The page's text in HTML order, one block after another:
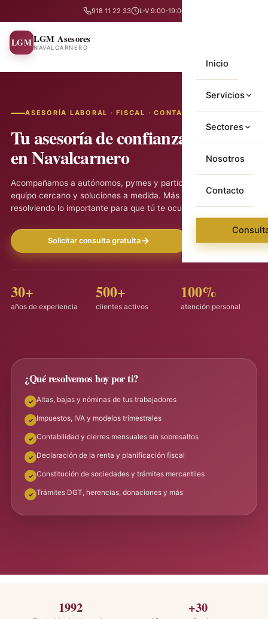
918 11 22 33 L-V 9:00-19:00
LGMLGM Asesores
NAVALCARNERO
Inicio
Servicios
Asesoría laboral
Asesoría
Gestoría
Sectores
Autónomos
Particulares
Nosotros
Contacto
ASESORÍA LABORAL · FISCAL · CONTABLE
Tu asesoría de confianza
en Navalcarnero
Acompañamos a autónomos, pymes y particulares con un
equipo cercano y soluciones a medida. Más de tres décadas
resolviendo lo importante para que tú te ocupes de lo tuyo.
Solicitar consulta gratuita Ver servicios
30+
años de experiencia
500+
clientes activos
100%
atención personal
¿Qué resolvemos hoy por ti?
Altas, bajas y nóminas de tus trabajadores
Impuestos, IVA y modelos trimestrales
Contabilidad y cierres mensuales sin sobresaltos
Declaración de la renta y planificación fiscal
Constitución de sociedades y trámites mercantiles
Trámites DGT, herencias, donaciones y más
1992 +30